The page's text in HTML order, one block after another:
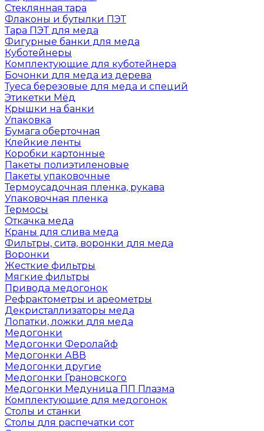
Стеклянная тара
Флаконы и бутылки ПЭТ
Тара ПЭТ для меда
Фигурные банки для меда
Куботейнеры
Комплектующие для куботейнера
Бочонки для меда из дерева
Туеса березовые для меда и специй
Этикетки Мёд
Крышки на банки
Упаковка
Бумага оберточная
Клейкие ленты
Коробки картонные
Пакеты полиэтиленовые
Пакеты упаковочные
Термоусадочная пленка, рукава
Упаковочная пленка
Термосы
Откачка меда
Краны для слива меда
Фильтры, сита, воронки для меда
Воронки
Жесткие фильтры
Мягкие фильтры
Привода медогонок
Рефрактометры и ареометры
Декристаллизаторы меда
Лопатки, ложки для меда
Медогонки
Медогонки Феролайф
Медогонки АВВ
Медогонки другие
Медогонки Грановского
Медогонки Медуница ПП Плазма
Комплектующие для медогонок
Столы и станки
Столы для распечатки сот